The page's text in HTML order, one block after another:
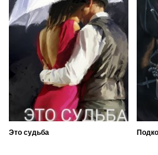
Это судьба